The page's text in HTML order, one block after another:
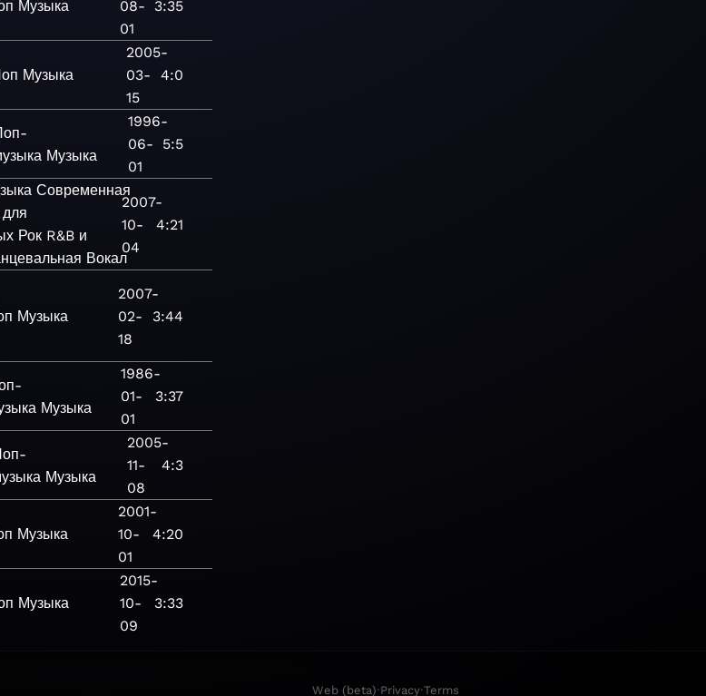
Музыка
08-
01
3:35
Музыка
2005-
03-
15
4:0
Музыка
1996-
06-
01
5:5
Современная
Рок R&B и
Вокал
2007-
10-
04
4:21
Музыка
2007-
02-
18
3:44
Музыка
1986-
01-
01
3:37
Музыка
2005-
11-
08
4:3
Музыка
2001-
10-
01
4:20
Музыка
2015-
10-
09
3:33
Web (beta)·Privacy·Terms